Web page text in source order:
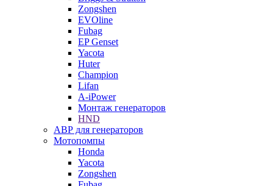
Zongshen
EVOline
Fubag
EP Genset
Yacota
Huter
Champion
Lifan
A-iPower
Монтаж генераторов
HND
АВР для генераторов
Мотопомпы
Honda
Yacota
Zongshen